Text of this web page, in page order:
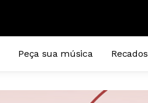
Peça sua música Recados